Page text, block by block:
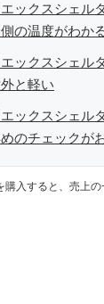
ックスシェル
の温度がわか
ックスシェル
と軽い
ックスシェル
のチェックが
入すると、売上